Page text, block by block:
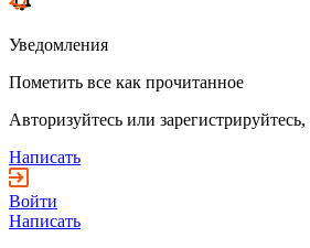
Уведомления
Пометить все как прочитанное
Авторизуйтесь или
Написать
Войти
Написать